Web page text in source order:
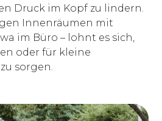
Druck im Kopf zu lindern.
Innenräumen mit
im Büro – lohnt es sich,
oder für kleine
sorgen.